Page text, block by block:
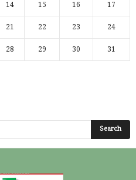
14 15 16 17
21 22 23 24
28 29 30 31